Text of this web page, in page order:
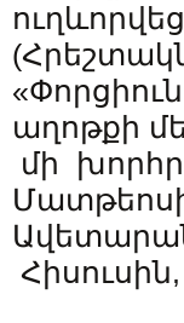
աղոթքի
մի